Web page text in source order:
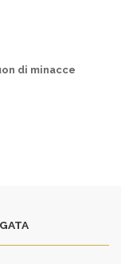
di minacce